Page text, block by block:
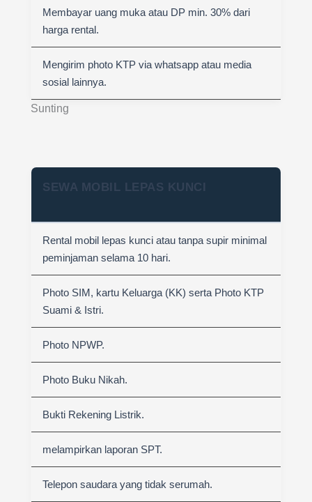
Sunting
Membayar uang muka atau DP min. 30% dari
harga rental.
Mengirim photo KTP via whatsapp atau media
sosial lainnya.
SEWA MOBIL LEPAS KUNCI
Rental mobil lepas kunci atau tanpa supir minimal
peminjaman selama 10 hari.
Photo SIM, kartu Keluarga (KK) serta Photo KTP
Suami & Istri.
Photo NPWP.
Photo Buku Nikah.
Bukti Rekening Listrik.
melampirkan laporan SPT.
Telepon saudara yang tidak serumah.